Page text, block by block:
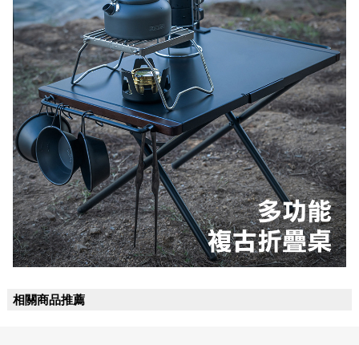
相關商品推薦